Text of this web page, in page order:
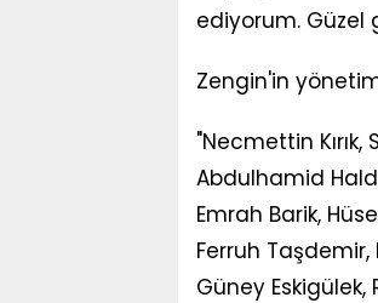
ediyorum. Güzel
Zengin'in
"Necmettin
Abdulhamid
Emrah Barik,
Ferruh Taşdemir,
Güney Eskigülek,